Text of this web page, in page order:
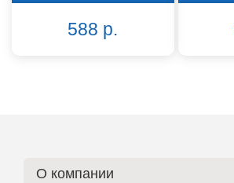
588 р.
О компании